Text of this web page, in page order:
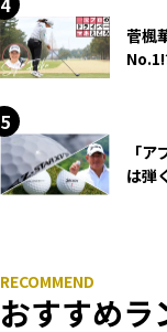
菅楓
「
は弾
おすすめラ